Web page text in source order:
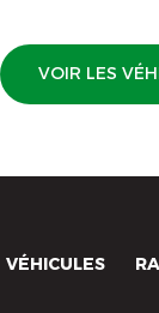
VOIR LES
VÉHICULES